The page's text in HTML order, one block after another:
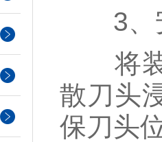
3、安
将装
散刀头
保刀头